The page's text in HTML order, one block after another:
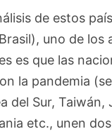
de estos
uno de los
es que las
la pandemia
del Sur, Taiwán,
etc., unen